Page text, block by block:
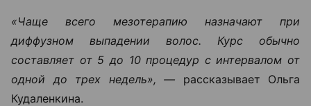
«Чаще всего мезотерапию назначают при
диффузном выпадении волос. Курс обычно
составляет от 5 до 10 процедур с интервалом от
одной до трех недель», — рассказывает Ольга
Кудаленкина.